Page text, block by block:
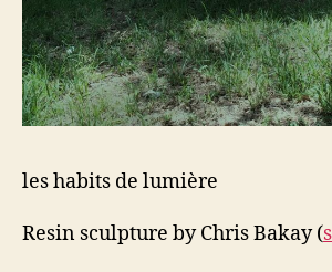
les habits de lumière
Resin sculpture by Chris Bakay (